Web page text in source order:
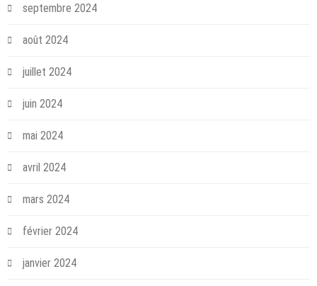
septembre 2024
août 2024
juillet 2024
juin 2024
mai 2024
avril 2024
mars 2024
février 2024
janvier 2024